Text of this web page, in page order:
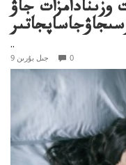
وزىنادامزات جاۋ
..
9 جىل بۇرىن 0